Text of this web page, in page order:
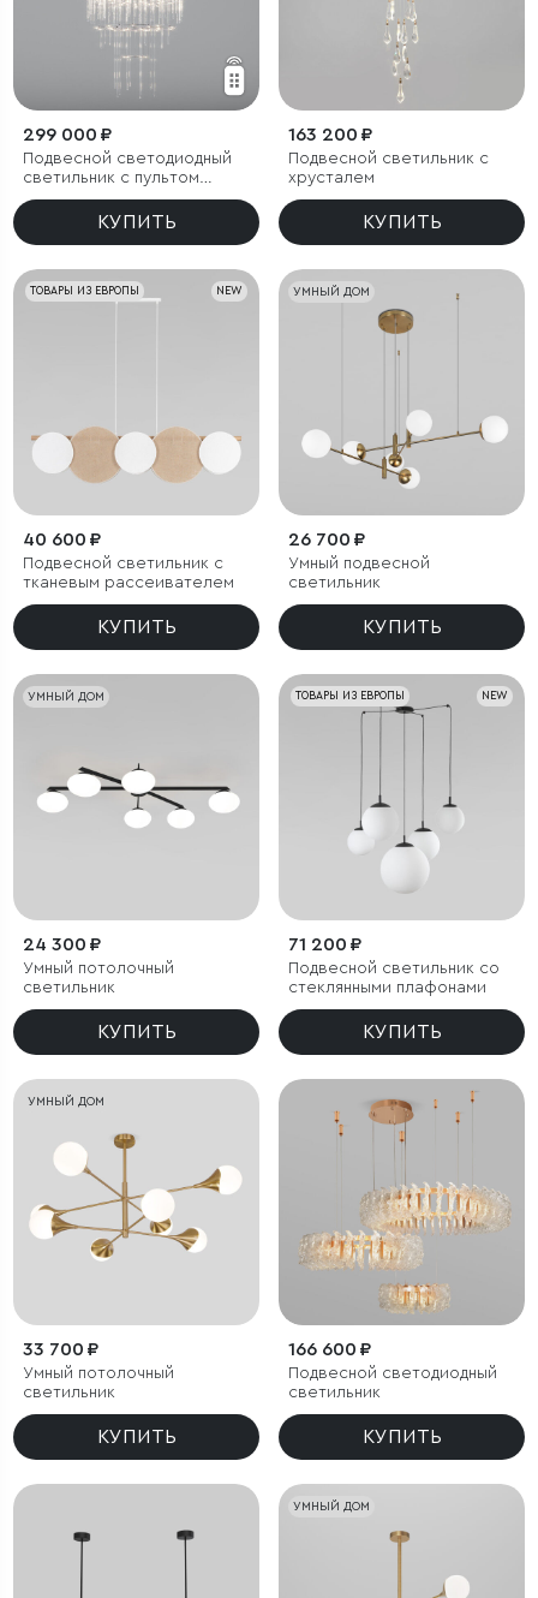
299 000 ₽
Подвесной светодиодный
светильник с пультом
управления
КУПИТЬ
163 200 ₽
Подвесной светильник с
хрусталем
КУПИТЬ
NEW
ТОВАРЫ ИЗ ЕВРОПЫ
40 600 ₽
Подвесной светильник с
тканевым рассеивателем
КУПИТЬ
УМНЫЙ ДОМ
26 700 ₽
Умный подвесной
светильник
КУПИТЬ
УМНЫЙ ДОМ
24 300 ₽
Умный потолочный
светильник
КУПИТЬ
NEW
ТОВАРЫ ИЗ ЕВРОПЫ
71 200 ₽
Подвесной светильник со
стеклянными плафонами
КУПИТЬ
УМНЫЙ ДОМ
33 700 ₽
Умный потолочный
светильник
КУПИТЬ
166 600 ₽
Подвесной светодиодный
светильник
КУПИТЬ
УМНЫЙ ДОМ